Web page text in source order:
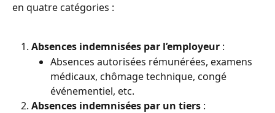
en quatre catégories :
Absences indemnisées par l’employeur :
Absences autorisées rémunérées, examens
médicaux, chômage technique, congé
événementiel, etc.
Absences indemnisées par un tiers :